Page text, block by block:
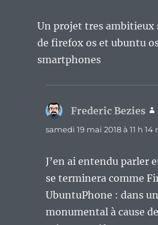
Un projet tres ambitieux
de firefox os et ubuntu
smartphones
Frederic Bezies
samedi 19 mai 2018 à 11 h 14
J’en ai entendu parler
se terminera comme
UbuntuPhone : dans
monumental à cause